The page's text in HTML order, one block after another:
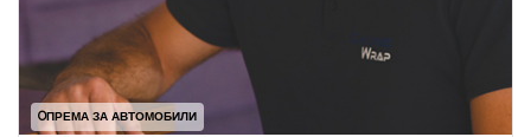
OПРЕМА ЗА АВТОМОБИЛИ